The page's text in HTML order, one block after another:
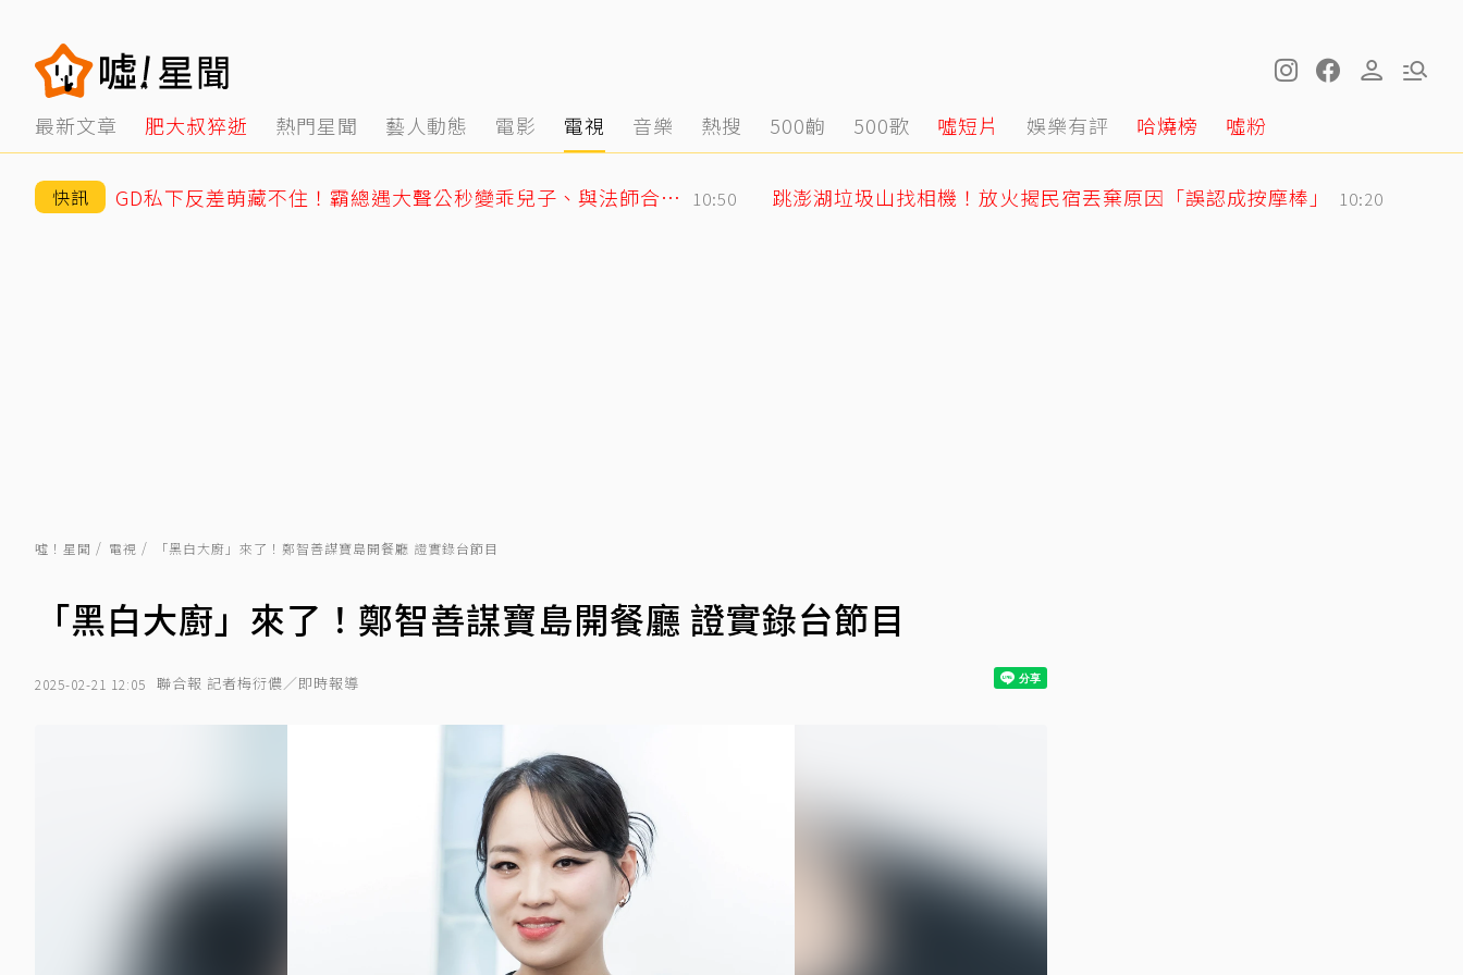
最新文章 肥大叔猝逝 熱門星聞 藝人動態 電影 電視 音樂 熱搜 500齣 500歌 噓短片 娛樂有評 哈燒榜 噓粉
快訊 GD私下反差萌藏不住！霸總遇大聲公秒變乖兒子、與法師合照掀網暴動 10:50 跳澎湖垃圾山找相機！放火揭民宿丟棄原因「誤認成按摩棒」 10:20
噓！星聞 電視 「黑白大廚」來了！鄭智善謀寶島開餐廳 證實錄台節目
「黑白大廚」來了！鄭智善謀寶島開餐廳 證實錄台節目
2025-02-21 12:05 聯合報 記者梅衍儂／即時報導